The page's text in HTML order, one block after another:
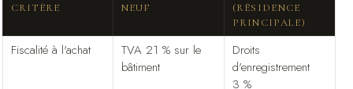
CRITÈRE NEUF
(RÉSIDENCE
PRINCIPALE)
Fiscalité à l'achat
TVA 21 % sur le
bâtiment
Droits
d'enregistrement
3 %